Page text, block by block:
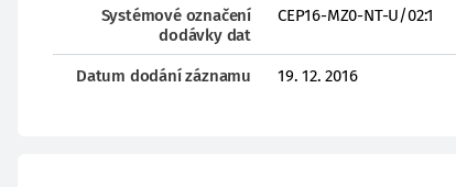
Systémové označení
dodávky dat
CEP16-MZ0-NT-U/02:1
Datum dodání záznamu 19. 12. 2016